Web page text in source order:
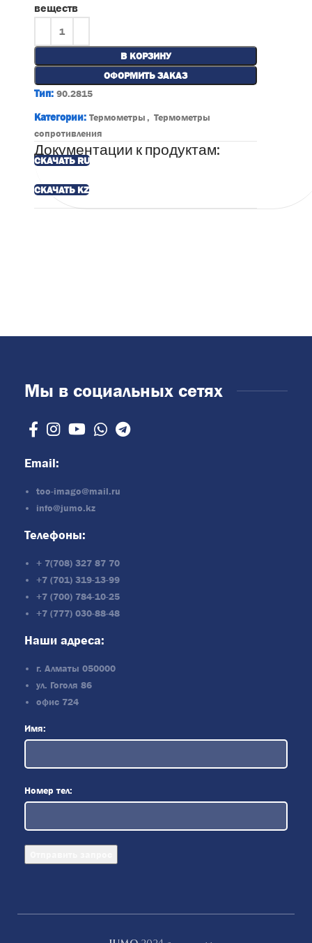
веществ
В КОРЗИНУ
ОФОРМИТЬ ЗАКАЗ
Тип:90.2815
Категории: Термометры, Термометры
сопротивления
Документации к продуктам:
СКАЧАТЬ RU
СКАЧАТЬ KZ
Мы в социальных сетях
Email:
too-imago@mail.ru
info@jumo.kz
Телефоны:
+ 7(708) 327 87 70
+7 (701) 319-13-99
+7 (700) 784-10-25
+7 (777) 030-88-48
Наши адреса:
г. Алматы 050000
ул. Гоголя 86
офис 724
Имя:
Номер тел: